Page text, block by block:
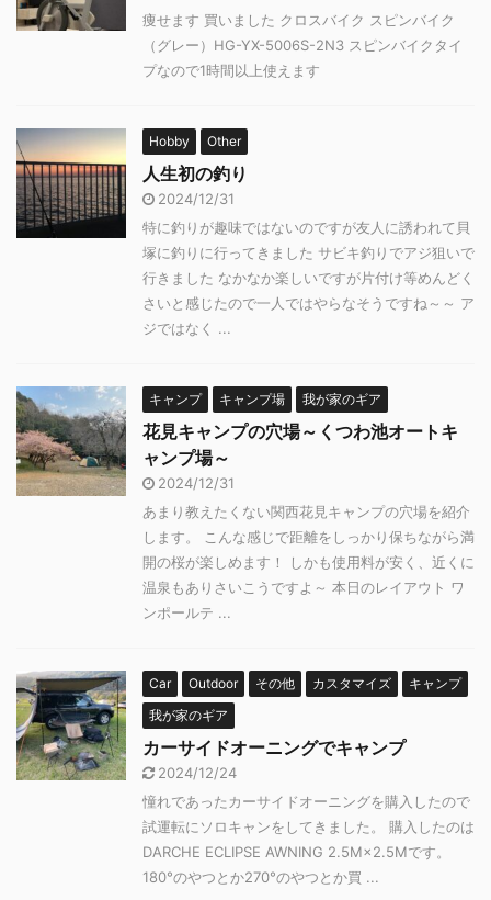
痩せます 買いました クロスバイク スピンバイク
（グレー）HG-YX-5006S-2N3 スピンバイクタイ
プなので1時間以上使えます
Hobby Other
人生初の釣り
2024/12/31
特に釣りが趣味ではないのですが友人に誘われて貝
塚に釣りに行ってきました サビキ釣りでアジ狙いで
行きました なかなか楽しいですが片付け等めんどく
さいと感じたので一人ではやらなそうですね～～ ア
ジではなく ...
キャンプ キャンプ場 我が家のギア
花見キャンプの穴場～くつわ池オートキ
ャンプ場～
2024/12/31
あまり教えたくない関西花見キャンプの穴場を紹介
します。 こんな感じで距離をしっかり保ちながら満
開の桜が楽しめます！ しかも使用料が安く、近くに
温泉もありさいこうですよ～ 本日のレイアウト ワ
ンポールテ ...
Car Outdoor その他 カスタマイズ
キャンプ
我が家のギア
カーサイドオーニングでキャンプ
2024/12/24
憧れであったカーサイドオーニングを購入したので
試運転にソロキャンをしてきました。 購入したのは
DARCHE ECLIPSE AWNING 2.5M×2.5Mです。
180°のやつとか270°のやつとか買 ...